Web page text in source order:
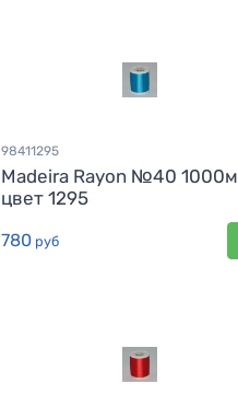
98411295
Madeira Rayon №40 1000м
цвет 1295
780руб